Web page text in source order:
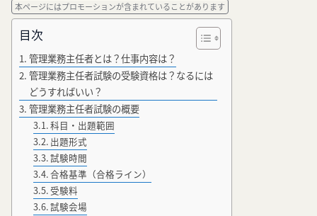
本ページにはプロモーションが含まれていることがあります
目次
管理業務主任者とは？仕事内容は？
管理業務主任者試験の受験資格は？なるには
どうすればいい？
管理業務主任者試験の概要
科目・出題範囲
出題形式
試験時間
合格基準（合格ライン）
受験料
試験会場